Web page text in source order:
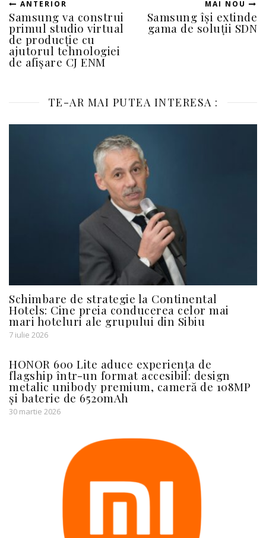
ANTERIOR
Samsung va construi
primul studio virtual
de producție cu
ajutorul tehnologiei
de afișare CJ ENM
MAI NOU
Samsung își extinde
gama de soluții SDN
TE-AR MAI PUTEA INTERESA :
Schimbare de strategie la Continental
Hotels: Cine preia conducerea celor mai
mari hoteluri ale grupului din Sibiu
7 iulie 2026
HONOR 600 Lite aduce experiența de
flagship într-un format accesibil: design
metalic unibody premium, cameră de 108MP
și baterie de 6520mAh
30 martie 2026